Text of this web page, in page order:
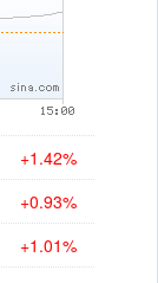
+1.42%
+0.93%
+1.01%